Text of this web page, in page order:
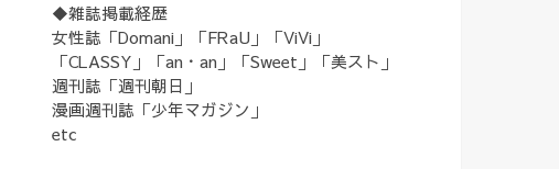
◆雑誌掲載経歴
女性誌「Domani」「FRaU」「ViVi」
「CLASSY」「an・an」「Sweet」「美スト」
週刊誌「週刊朝日」
漫画週刊誌「少年マガジン」
etc